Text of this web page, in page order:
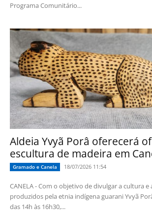
Programa Comunitário...
Aldeia Yvyã Porâ oferecerá
escultura de madeira em
Gramado e Canela 18/07/2026 11:54
CANELA - Com o objetivo de divulgar a cultura
produzidos pela etnia indígena guarani Yvyã
das 14h às 16h30,...